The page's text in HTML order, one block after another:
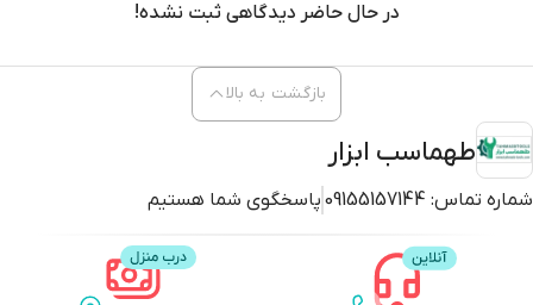
در حال حاضر دیدگاهی ثبت نشده!
طهماسب ابزار
شماره تماس: 09155157144 پاسخگوی شما هستیم
بازگشت به بالا